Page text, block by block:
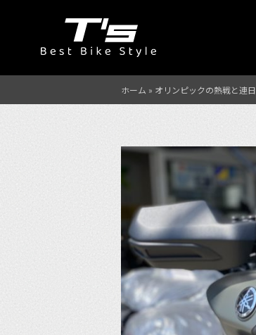
ホーム » オリンピックの熱戦と連